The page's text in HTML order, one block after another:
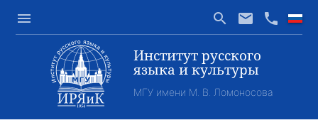
phone
email
search
menu
Институт русского
языка и культуры
МГУ имени М. В. Ломоносова